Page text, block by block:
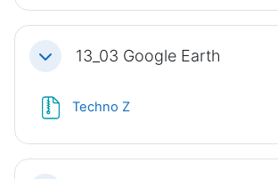
Einklappen13_03 Google Earth
Techno Z